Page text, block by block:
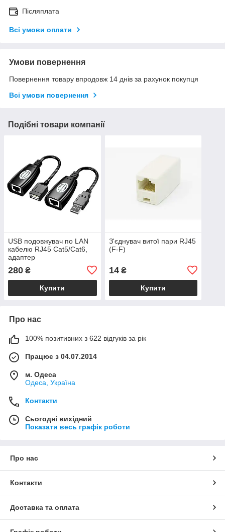
Післяплата
Всі умови оплати
Умови повернення
Повернення товару впродовж 14 днів за рахунок покупця
Всі умови повернення
Подібні товари компанії
USB подовжувач по LAN
кабелю RJ45 Cat5/Cat6,
адаптер
280 ₴
Купити
З'єднувач витої пари RJ45
(F-F)
14₴
Купити
Про нас
100% позитивних з 622 відгуків за рік
Працює з 04.07.2014
м. Одеса
Одеса, Україна
Контакти
Сьогодні вихідний
Показати весь графік роботи
Про нас
Контакти
Доставка та оплата